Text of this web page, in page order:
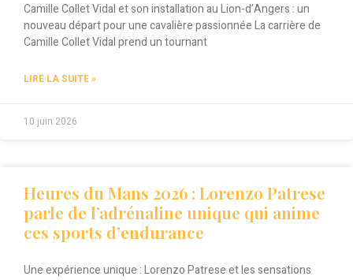
Camille Collet Vidal et son installation au Lion-d’Angers : un
nouveau départ pour une cavalière passionnée La carrière de
Camille Collet Vidal prend un tournant
LIRE LA SUITE »
10 juin 2026
Heures du Mans 2026 : Lorenzo Patrese
parle de l’adrénaline unique qui anime
ces sports d’endurance
Une expérience unique : Lorenzo Patrese et les sensations